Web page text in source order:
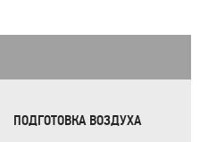
ПОДГОТОВКА ВОЗДУХА